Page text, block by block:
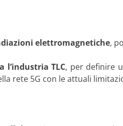
elettromagnetiche,
TLC, per definire
rete 5G con le attuali